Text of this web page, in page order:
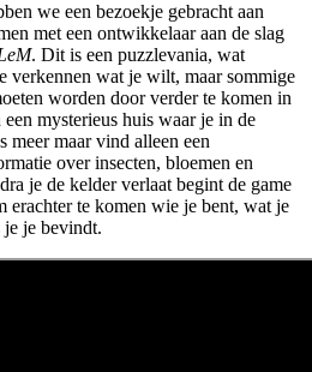
we een bezoekje gebracht aan
met een ontwikkelaar aan de slag
. Dit is een puzzlevania, wat
verkennen wat je wilt, maar sommige
worden door verder te komen in
mysterieus huis waar je in de
meer maar vind alleen een
over insecten, bloemen en
je de kelder verlaat begint de game
erachter te komen wie je bent, wat je
je bevindt.